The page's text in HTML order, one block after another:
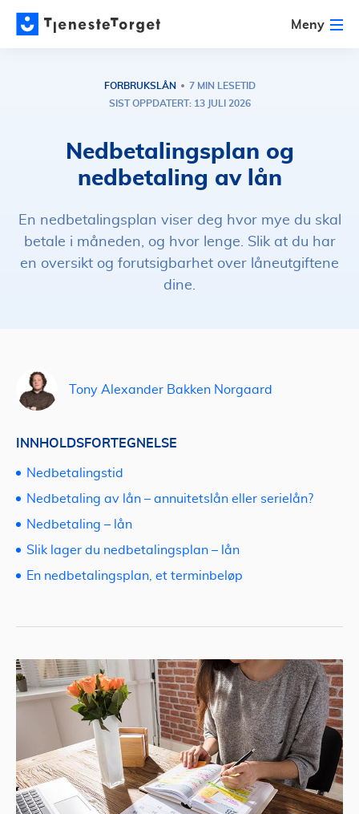
Meny
FORBRUKSLÅN
7 MIN LESETID
SIST OPPDATERT: 13 JULI 2026
Nedbetalingsplan og
nedbetaling av lån
En nedbetalingsplan viser deg hvor mye du skal
betale i måneden, og hvor lenge. Slik at du har
en oversikt og forutsigbarhet over låneutgiftene
dine.
Tony Alexander Bakken Norgaard
INNHOLDSFORTEGNELSE
Nedbetalingstid
Nedbetaling av lån – annuitetslån eller serielån?
Nedbetaling – lån
Slik lager du nedbetalingsplan – lån
En nedbetalingsplan, et terminbeløp